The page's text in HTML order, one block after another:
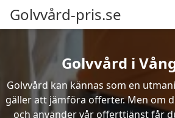
Golvvård-pris.se
Golvvård i
Golvvård kan kännas som en
gäller att jämföra offerter. Men om
och använder vår offerttjänst får